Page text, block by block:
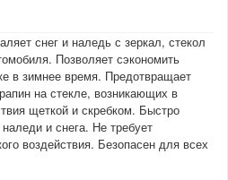
снег и наледь с зеркал, стекол
Позволяет сэкономить
в зимнее время. Предотвращает
на стекле, возникающих в
щеткой и скребком. Быстро
и снега. Не требует
воздействия. Безопасен для всех